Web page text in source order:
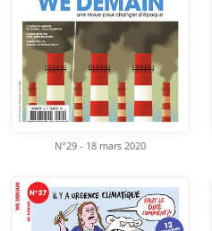
N°29 - 18 mars 2020